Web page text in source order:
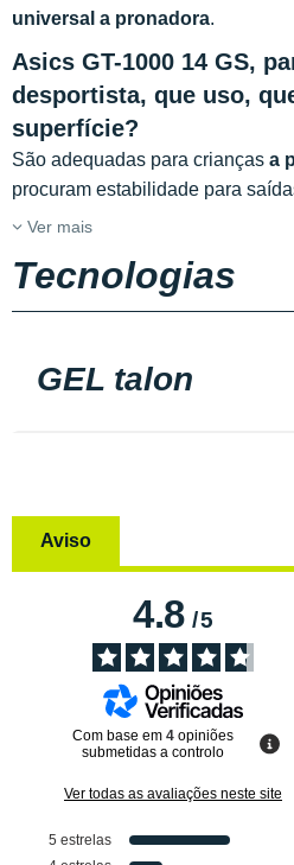
universal a pronadora.
Asics GT-1000 14 GS,
desportista, que uso,
superfície?
São adequadas para crianças a
procuram estabilidade para
Ver mais
Tecnologias
GEL talon
Aviso
4.8/5
Com base em 4 opiniões
submetidas a controlo
Ver todas as avaliações neste site
5 estrelas